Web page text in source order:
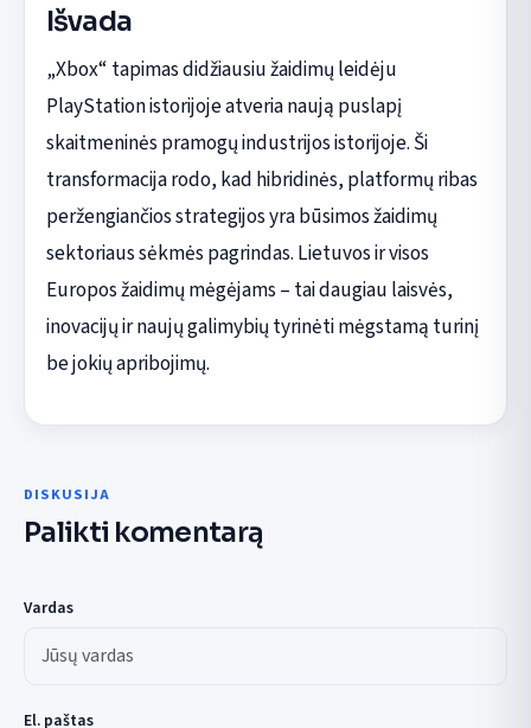
Išvada
„Xbox“ tapimas didžiausiu žaidimų leidėju
PlayStation istorijoje atveria naują puslapį
skaitmeninės pramogų industrijos istorijoje. Ši
transformacija rodo, kad hibridinės, platformų ribas
peržengiančios strategijos yra būsimos žaidimų
sektoriaus sėkmės pagrindas. Lietuvos ir visos
Europos žaidimų mėgėjams – tai daugiau laisvės,
inovacijų ir naujų galimybių tyrinėti mėgstamą turinį
be jokių apribojimų.
DISKUSIJA
Palikti komentarą
Vardas
El. paštas